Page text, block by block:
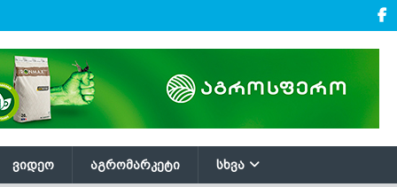
ᲕᲘᲓᲔᲝ ᲐᲒᲠᲝᲛᲐᲠᲙᲔᲢᲘ ᲡᲮᲕᲐ